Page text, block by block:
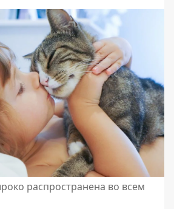
распространена во всем